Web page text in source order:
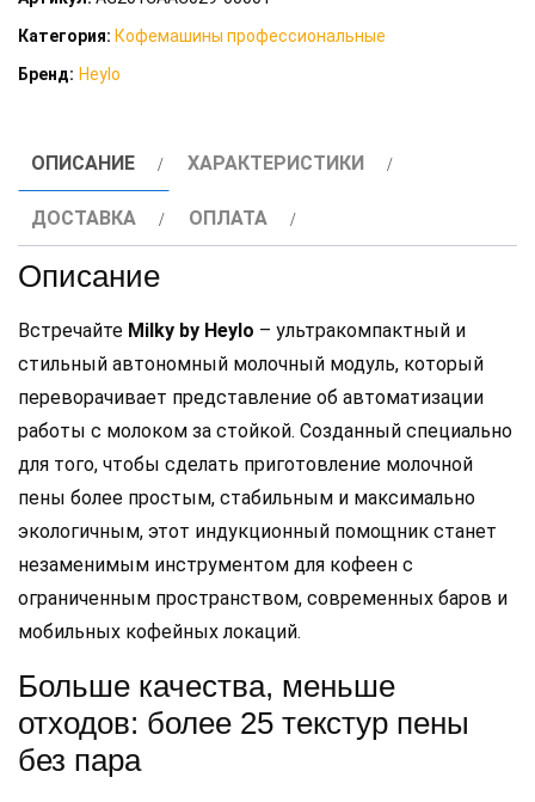
модуль
Milky
Heylo
Категория: Кофемашины профессиональные
Бренд: Heylo
ОПИСАНИЕ ХАРАКТЕРИСТИКИ
ДОСТАВКА ОПЛАТА
Описание
Встречайте Milky by Heylo – ультракомпактный и
стильный автономный молочный модуль, который
переворачивает представление об автоматизации
работы с молоком за стойкой. Созданный специально
для того, чтобы сделать приготовление молочной
пены более простым, стабильным и максимально
экологичным, этот индукционный помощник станет
незаменимым инструментом для кофеен с
ограниченным пространством, современных баров и
мобильных кофейных локаций.
Больше качества, меньше
отходов: более 25 текстур пены
без пара